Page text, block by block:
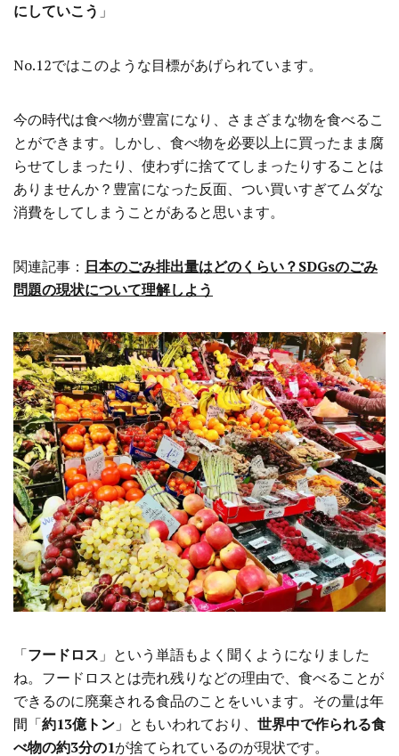
にしていこう 」
No.12ではこのような目標があげられています。
今の時代は食べ物が豊富になり、さまざまな物を食べるこ
とができます。しかし、食べ物を必要以上に買ったまま腐
らせてしまったり、使わずに捨ててしまったりすることは
ありませんか？豊富になった反面、つい買いすぎてムダな
消費をしてしまうことがあると思います。
関連記事： 日本のごみ排出量はどのくらい？SDGsのごみ
問題の現状について理解しよう
「フードロス 」という単語もよく聞くようになりました
ね。フードロスとは売れ残りなどの理由で、食べることが
できるのに廃棄される食品のことをいいます。その量は年
間 「約13億トン 」ともいわれており、 世界中で作られる食
べ物の約3分の1が捨てられているのが現状です。